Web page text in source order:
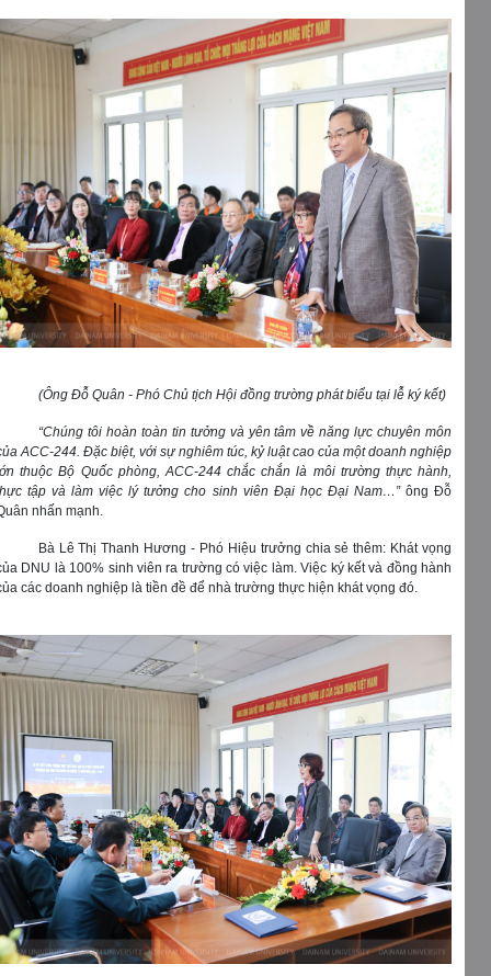
Đỗ Quân - Phó Chủ tịch Hội đồng trường phát biểu tại lễ ký kết)
tôi hoàn toàn tin tưởng và yên tâm về năng lực chuyên môn
ACC-244. Đặc biệt, với sự nghiêm túc, kỷ luật cao của một doanh nghiệp
thuộc Bộ Quốc phòng, ACC-244 chắc chắn là môi trường thực hành,
tập và làm việc lý tưởng cho sinh viên Đại học Đại Nam…”ông Đỗ
nhấn mạnh.
Lê Thị Thanh Hương - Phó Hiệu trưởng chia sẻ thêm: Khát vọng
DNU là 100% sinh viên ra trường có việc làm. Việc ký kết và đồng hành
các doanh nghiệp là tiền đề để nhà trường thực hiện khát vọng đó.